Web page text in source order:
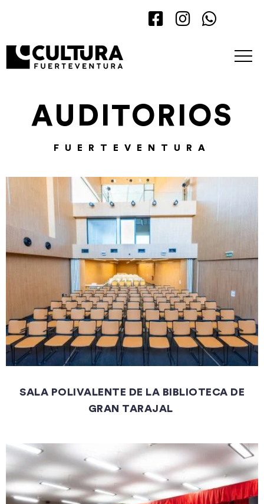
AUDITORIOS
FUERTEVENTURA
SALA POLIVALENTE DE LA BIBLIOTECA DE
GRAN TARAJAL